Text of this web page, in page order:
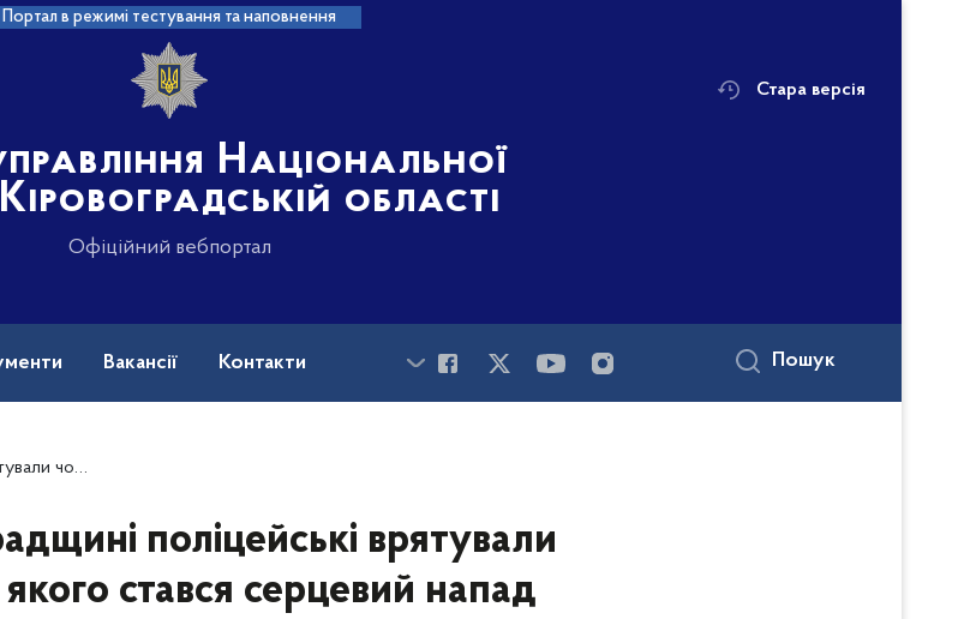
Портал в режимі тестування та наповнення
Національної
Кіровоградській області
Офіційний вебпортал
Стара версія
Вакансії Контакти Пошук
серцевий напад
поліцейські врятували
якого стався серцевий напад